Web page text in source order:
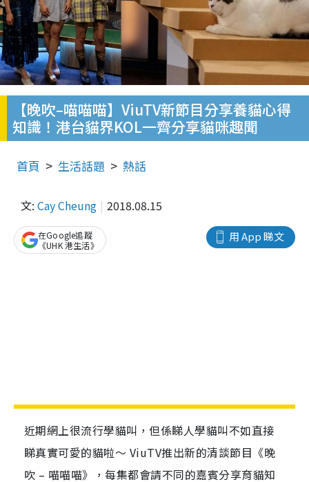
【晚吹–喵喵喵】ViuTV新節目分享養貓心得
知識！港台貓界KOL一齊分享貓咪趣聞
首頁 生活話題 熱話
文: Cay Cheung 2018.08.15
用 App 睇文
在Google追蹤
《UHK 港生活》
近期網上很流行學貓叫，但係睇人學貓叫不如直接
睇真實可愛的貓啦～ ViuTV推出新的清談節目《晚
吹 – 喵喵喵》，每集都會請不同的嘉賓分享育貓知